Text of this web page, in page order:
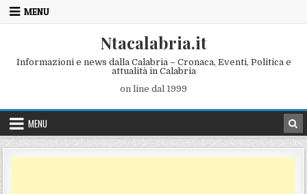
Skip to content
MENU
Ntacalabria.it
Informazioni e news dalla Calabria – Cronaca, Eventi, Politica e
attualità in Calabria
on line dal 1999
MENU